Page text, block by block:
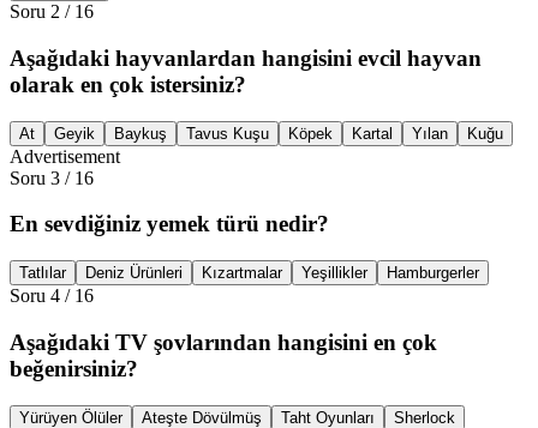
Soru 2 / 16
Aşağıdaki hayvanlardan hangisini evcil hayvan
olarak en çok istersiniz?
At Geyik Baykuş Tavus Kuşu Köpek Kartal Yılan Kuğu
Advertisement
Soru 3 / 16
En sevdiğiniz yemek türü nedir?
Tatlılar Deniz Ürünleri Kızartmalar Yeşillikler Hamburgerler
Soru 4 / 16
Aşağıdaki TV şovlarından hangisini en çok
beğenirsiniz?
Yürüyen Ölüler Ateşte Dövülmüş Taht Oyunları
Sherlock